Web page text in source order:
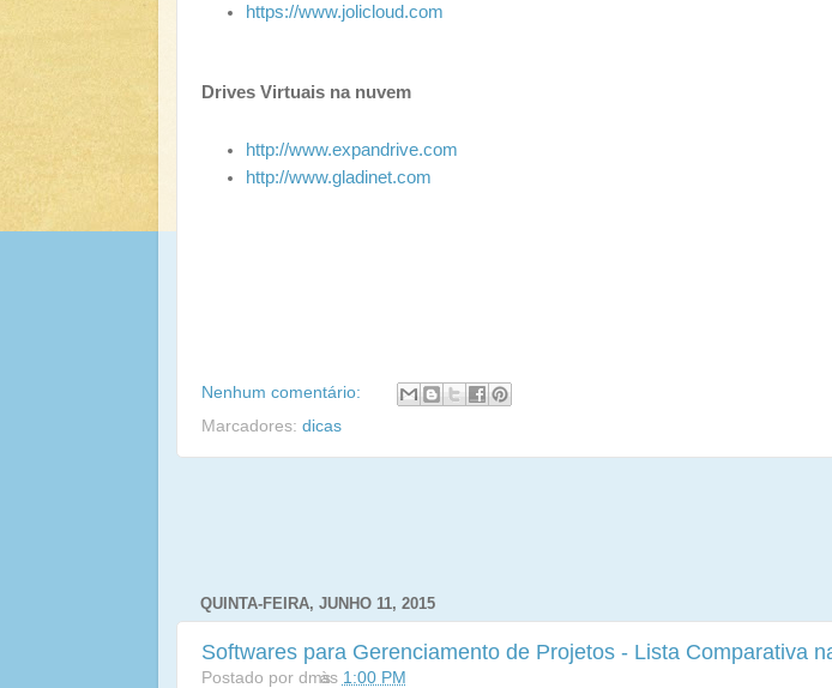
https://www.jolicloud.com
Drives Virtuais na nuvem
http://www.expandrive.com
http://www.gladinet.com
Nenhum comentário:
Marcadores: dicas
QUINTA-FEIRA, JUNHO 11, 2015
Softwares para Gerenciamento de Projetos - Lista Comparativa
Postado por dmsàs 1:00 PM